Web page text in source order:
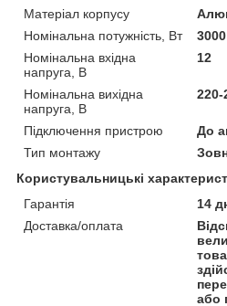
Матеріал корпусу
Номінальна потужність, Вт
3000
Номінальна вхідна
напруга, В
12
Номінальна вихідна
напруга, В
220-
Підключення пристрою
До
Тип монтажу
Користувальницькі
Гарантія
14
Доставка/оплата
або